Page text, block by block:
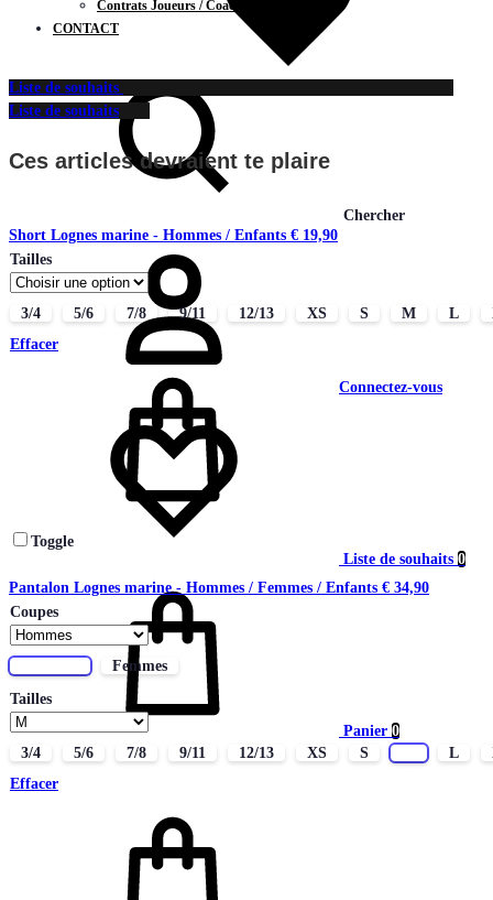
Contrats Joueurs / Coachs
CONTACT
Chercher
Connectez-vous
Liste de souhaits 0
Panier 0
Liste de souhaits
Liste de souhaits
Ces articles devraient te plaire
Short Lognes marine - Hommes / Enfants € 19,90
Tailles
3/4 5/6 7/8 9/11 12/13 XS S M L
Effacer
Toggle
Pantalon Lognes marine - Hommes / Femmes / Enfants € 34,90
Coupes
Femmes
Tailles
3/4 5/6 7/8 9/11 12/13 XS S L
Effacer